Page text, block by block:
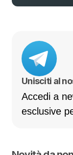
Unisciti al
Accedi a
esclusive